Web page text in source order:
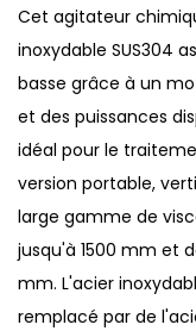
Cet agitateur
inoxydable SUS304
basse grâce à un
et des puissances
idéal pour le
version portable,
large gamme de
jusqu'à 1500 mm et
mm. L'acier
remplacé par de